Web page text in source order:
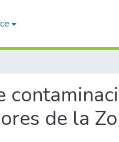
de la